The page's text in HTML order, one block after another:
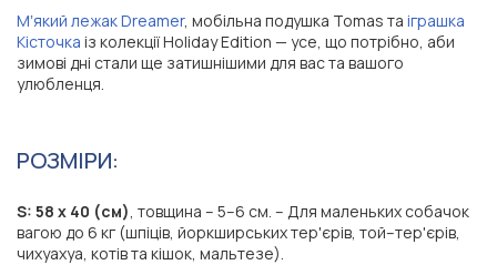
Мʼякий лежак Dreamer, мобільна подушка Tomas та іграшка
Кісточка із колекції Holiday Edition — усе, що потрібно, аби
зимові дні стали ще затишнішими для вас та вашого
улюбленця.
РОЗМІРИ:
S: 58 х 40 (см) , товщина – 5–6 см. – Для маленьких собачок
вагою до 6 кг (шпіців, йоркширських тер'єрів, той–тер'єрів,
чихуахуа, котів та кішок, мальтезе).